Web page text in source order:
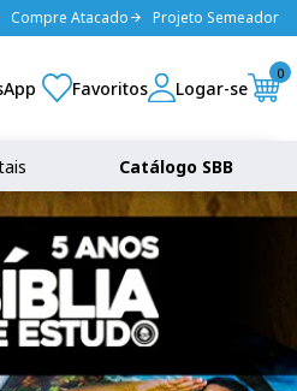
Compre Atacado Projeto Semeador
0
Catálogo SBB